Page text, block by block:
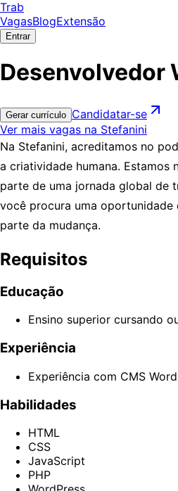
Trab
VagasBlogExtensão
Entrar
Desenvolvedor
Gerar currículo Candidatar-se
Ver mais vagas na Stefanini
Na Stefanini, acreditamos no
a criatividade humana. Estamos
parte de uma jornada global de
você procura uma oportunidade
parte da mudança.
Requisitos
Educação
Ensino superior cursando
Experiência
Experiência com CMS
Habilidades
HTML
CSS
JavaScript
PHP